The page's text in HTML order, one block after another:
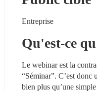
Entreprise
Qu'est-ce
Le webinar est la
“Séminar”. C’est donc
bien plus qu’une